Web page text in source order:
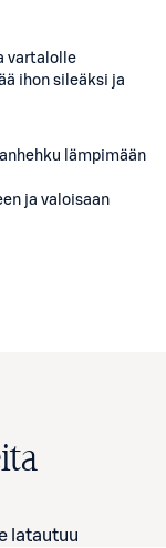
vartalolle
ihon sileäksi ja
lämpimään
ja valoisaan
latautuu